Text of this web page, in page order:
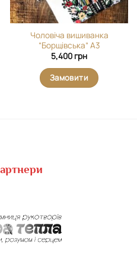
Чоловіча вишиванка
“Борщівська” А3
5,400 грн
Замовити